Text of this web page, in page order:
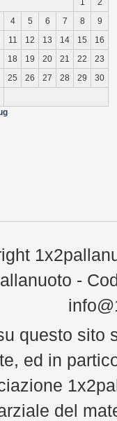
1
2
4 5 6 7 8
9
11 12 13 14 15
16
18 19 20 21 22
23
25 26 27 28 29
30
-
questo sito
ed in
del